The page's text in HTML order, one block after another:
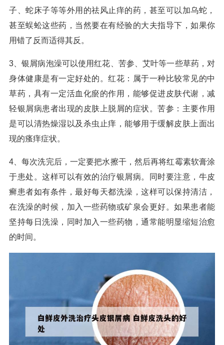
子、蛇床子等等外用的祛风止痒的药，甚至可以加乌蛇，
甚至蜈蚣这些药，当然要在有经验的大夫指导下，如果你
用错了反而适得其反。
3、银屑病泡澡可以使用红花、苦参、艾叶等一些草药，对
身体健康是有一定好处的。红花：属于一种比较常见的中
草药，具有一定活血化瘀的作用，能够促进皮肤代谢，减
轻银屑病患者出现的皮肤上脱屑的症状。苦参：主要作用
是可以清热燥湿以及杀虫止痒，能够用于缓解皮肤上面出
现的瘙痒症状。
4、每次洗完后，一定要把水擦干，然后再将红霉素软膏涂
于患处。这样可以有效的治疗银屑病。同时要注意，牛皮
癣患者如有条件，最好每天都洗澡，这样可以保持清洁，
在洗澡的时候，加入一些药物或矿泉会更好。如果患者能
坚持每日洗澡，同时加入一些药物，通常能明显缩短治愈
的时间。